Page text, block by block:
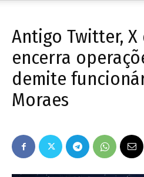
Antigo Twitter, X
encerra
demite
Moraes